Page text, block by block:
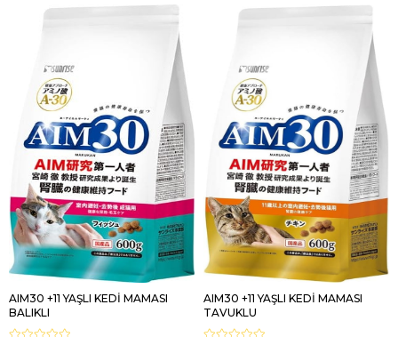
AIM30 +11 YAŞLI KEDİ MAMASI
BALIKLI
AIM30 +11 YAŞLI KEDİ MAMASI
TAVUKLU